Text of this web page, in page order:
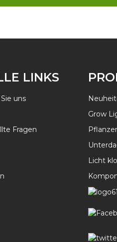
LINKS
uns
Fragen
Grow
Licht